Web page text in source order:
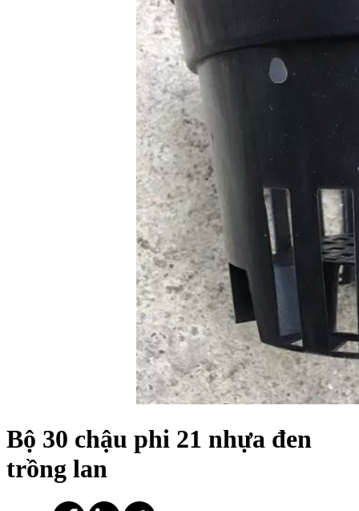
Bộ 30 chậu phi 21 nhựa đen
trồng lan